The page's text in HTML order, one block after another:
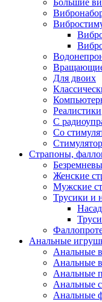
Большие
Для двоих
Реалистики
С
Со
Страпоны,
Женские
Мужские
Трусики и
Анальные
Анальные
Анальные
Анальные
Анальные
Анальные